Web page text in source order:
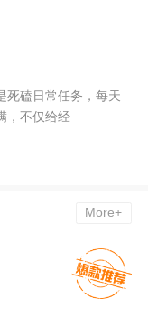
死磕日常任务，每天
，不仅给经
More+